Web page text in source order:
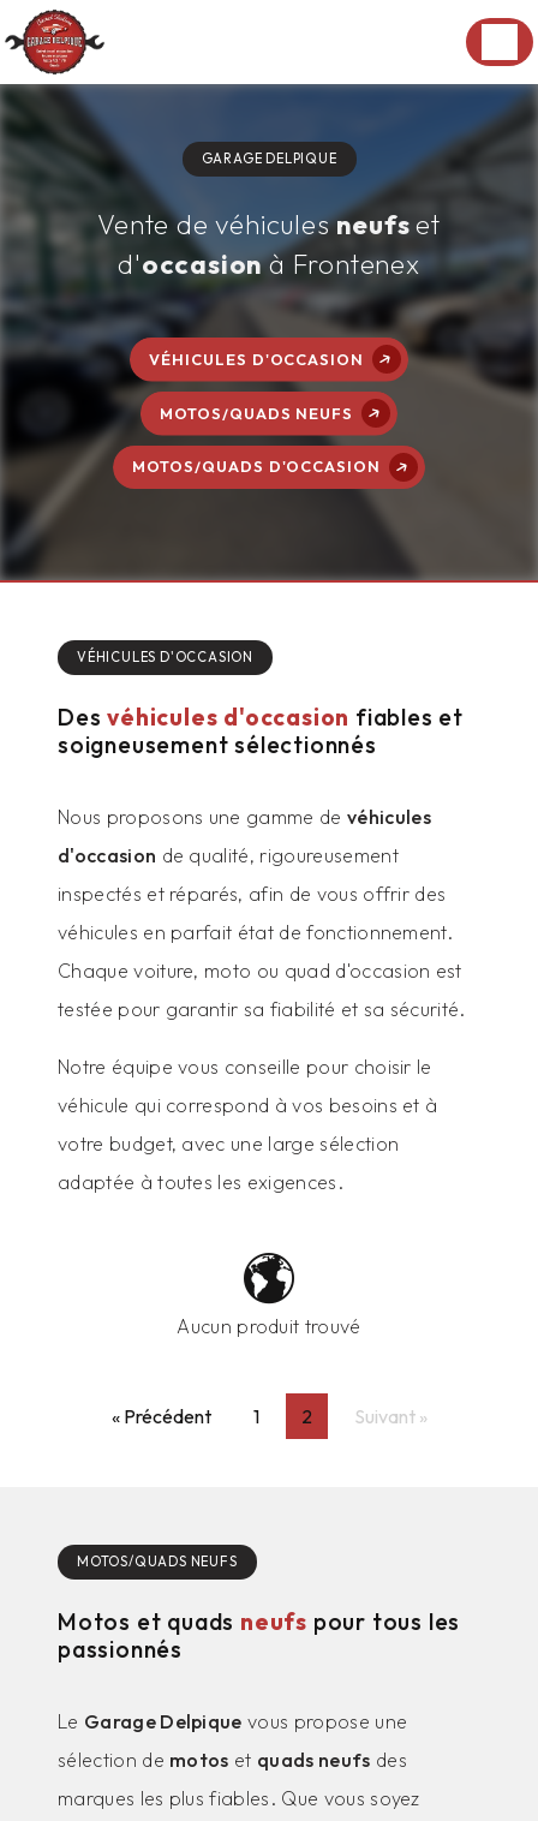
GARAGE DELPIQUE
Vente de véhiculesneufset
d'occasionà Frontenex
VÉHICULES D'OCCASION
MOTOS/QUADS NEUFS
MOTOS/QUADS D'OCCASION
VÉHICULES D'OCCASION
Desvéhicules d'occasion fiables et
soigneusement sélectionnés
Nous proposons une gamme de véhicules
d'occasion de qualité, rigoureusement
inspectés et réparés, afin de vous offrir des
véhicules en parfait état de fonctionnement.
Chaque voiture, moto ou quad d'occasion est
testée pour garantir sa fiabilité et sa sécurité.
Notre équipe vous conseille pour choisir le
véhicule qui correspond à vos besoins et à
votre budget, avec une large sélection
adaptée à toutes les exigences.
Aucun produit trouvé
« Précédent 1 2 Suivant »
MOTOS/QUADS NEUFS
Motos et quads neufs pour tous les
passionnés
Le Garage Delpique vous propose une
sélection de motos et quads neufs des
marques les plus fiables. Que vous soyez
Panneau de gestion des cookies